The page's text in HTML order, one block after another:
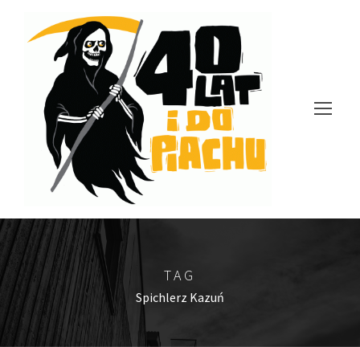
TAG
Spichlerz Kazuń